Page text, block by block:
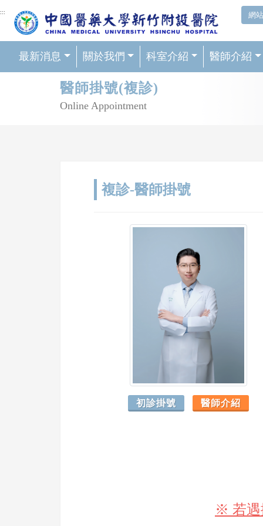
網頁頂端重要消息及連結
::: 網
最新消息 關於我們 科室介紹 醫師介紹
醫師掛號(複診)
Online Appointment
複診-醫師掛號
初診掛號 醫師介紹
※ 若遇